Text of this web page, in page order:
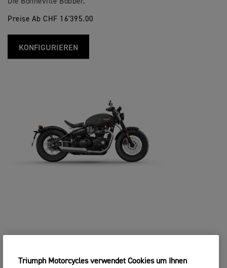
Preise Ab CHF 16'395.00
KONFIGURIEREN
Triumph Motorcycles verwendet Cookies um Ihnen